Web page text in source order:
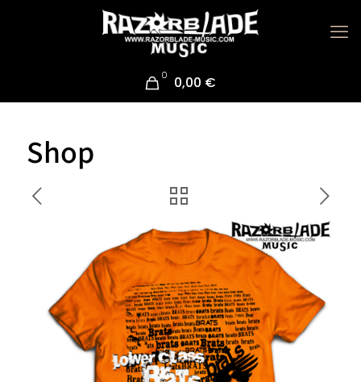
0 0,00 €
Shop